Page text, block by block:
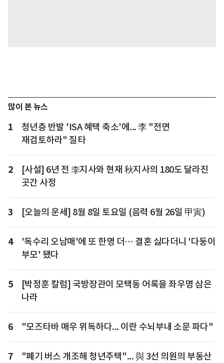
많이 본 뉴스
1
청년층 반발 'ISA 혜택 축소'에... 李 "전면
재검토하라" 질타
2
[사설] 6년 전 李지사와 현재 秋지사의 180도 달라진
곳간 사정
3 [오늘의 운세] 8월 8일 토요일 (음력 6월 26일 甲寅)
4
'독수리 오남매'에 또 한명 더… 결혼 싫다더니 '다둥이
부모' 됐다
5
[박정훈 칼럼] 국방장관이 모택동 어록을 좌우명 삼은
나라
6 "모즈타바 매우 위독하다... 이란 수뇌부내 소문 파다"
7
"폐기 버스 개조해 청년주택"... 與 3선 의원의 부동산